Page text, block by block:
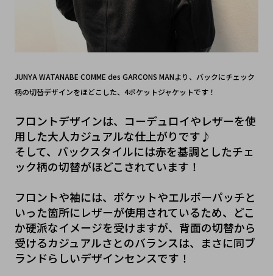
JUNYA WATANABE COMME des GARCONS MANより、バックにチェック
柄の切替デザインをほどこした、4ポケットジャケットです！
フロントデザインは、コーデュロイやレザーを使
用した大人カジュアルな仕上がりです♪
そして、バックスタイルには赤を基調としたチェ
ック柄の切替がほどこされています！
フロントや袖には、ポケットやエルボーパッチと
いった箇所にレザーが使用されているため、どこ
か硬派なイメージを受けますが、背面の切替から
受けるカジュアルさとのバランスは、まさに同ブ
ランドらしいデザインセンスです！